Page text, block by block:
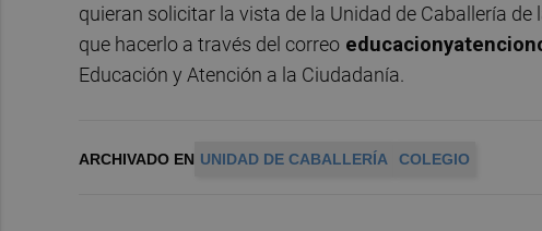
quieran solicitar la vista de la Unidad de Caballería
que hacerlo a través del correo
Educación y Atención a la Ciudadanía.
ARCHIVADO EN UNIDAD DE CABALLERÍA COLEGIO